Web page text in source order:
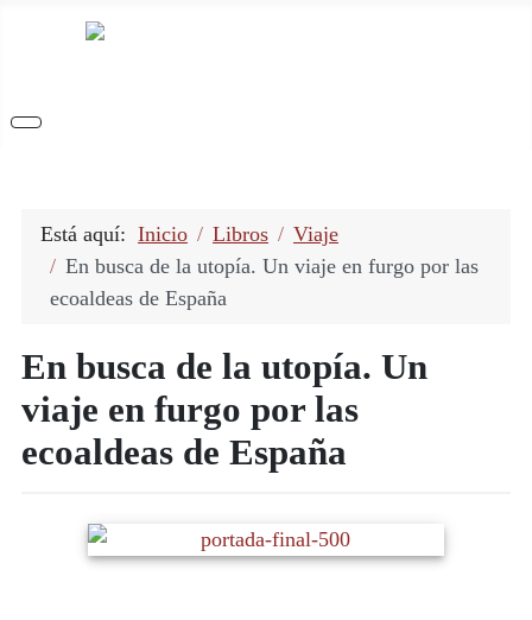
Está aquí: Inicio Libros
Viaje
En busca de la utopía. Un viaje en furgo por las
ecoaldeas de España
En busca de la utopía. Un
viaje en furgo por las
ecoaldeas de España